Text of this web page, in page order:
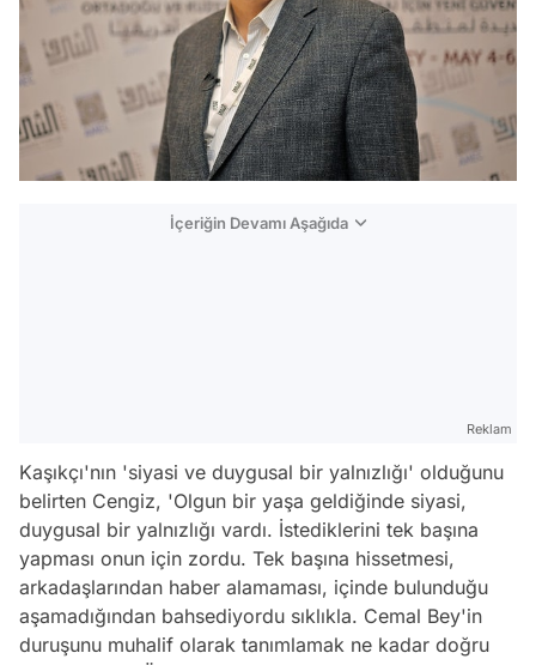
İçeriğin Devamı Aşağıda
Reklam
Kaşıkçı'nın 'siyasi ve duygusal bir yalnızlığı' olduğunu
belirten Cengiz, 'Olgun bir yaşa geldiğinde siyasi,
duygusal bir yalnızlığı vardı. İstediklerini tek başına
yapması onun için zordu. Tek başına hissetmesi,
arkadaşlarından haber alamaması, içinde bulunduğu
aşamadığından bahsediyordu sıklıkla. Cemal Bey'in
duruşunu muhalif olarak tanımlamak ne kadar doğru